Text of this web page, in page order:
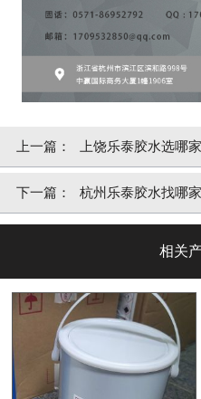
上一篇： 上饶乐泰胶水选哪
胶]
下一篇： 杭州乐泰胶水找哪
相关